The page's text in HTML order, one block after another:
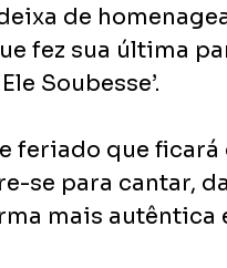
de
fez sua última
Soubesse’.
feriado que
se para cantar,
mais autêntica